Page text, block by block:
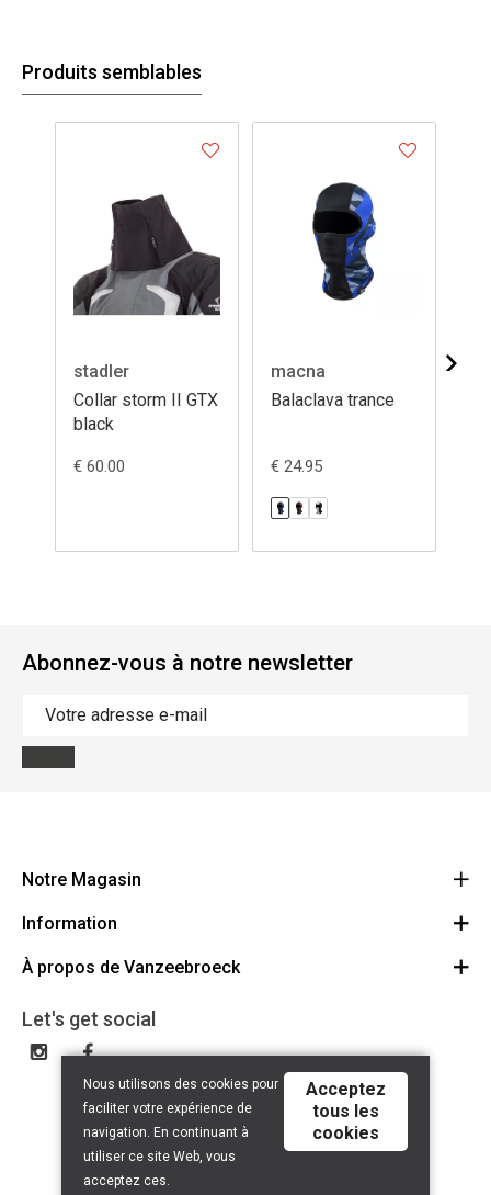
Produits semblables
stadler
Collar storm II GTX
black
€ 60.00
macna
Balaclava trance
€ 24.95
Abonnez-vous à notre newsletter
Notre Magasin
Vanzeebroeck Motors
1600 Sint-Pieters-Leeuw
023316022
Information
Annulation Commande
Conditions générales
Privacy policy
À propos de Vanzeebroeck
Cheque Cadeau
Échange et Retours
Let's get social
Nous utilisons des cookies pour
faciliter votre expérience de
navigation. En continuant à
utiliser ce site Web, vous
acceptez ces.
Acceptez
tous les
cookies